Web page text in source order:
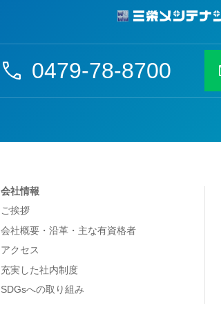
0479-78-8700
会社情報
ご挨拶
会社概要・沿革・主な有資格者
アクセス
充実した社内制度
SDGsへの取り組み